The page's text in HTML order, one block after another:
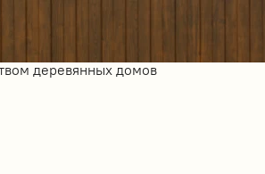
деревянных домов